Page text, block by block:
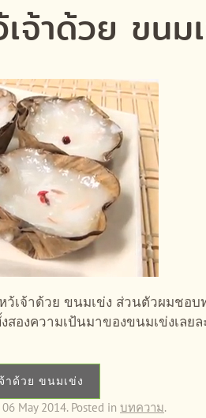
จ้าด้วย ขนม
ว้เจ้าด้วย ขนมเข่ง ส่วนตัวผมช
องความเป้นมาของขนมเข่งเลยล
าด้วย ขนมเข่ง
06 May 2014. Posted in บทความ.